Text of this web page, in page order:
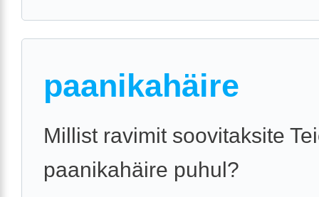
paanikahäire
Millist ravimit soovitaksite
paanikahäire puhul?